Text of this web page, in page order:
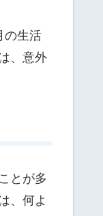
の生活
、意外
とが多
、何よ